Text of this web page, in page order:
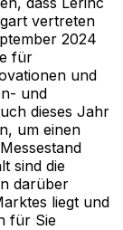
vertreten
2024
für
und
und
dieses Jahr
um einen
sind die
darüber
liegt und
für Sie